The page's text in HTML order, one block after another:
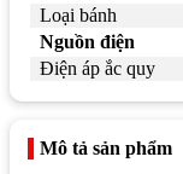
Loại bánh
Nguồn điện
Điện áp ắc quy
Mô tả sản phẩm